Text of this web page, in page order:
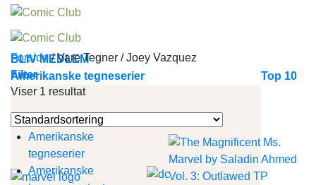
Skip
content
BLIV MEDLEM
Amerikanske tegneserier
Top 10
Forside /Vare Tegner /Joey Vazquez
Filter
Viser 1 resultat
Amerikanske
tegneserier
Amerikanske